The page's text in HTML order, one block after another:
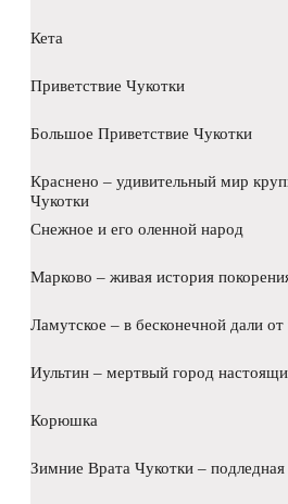
Кета
Приветствие Чукотки
Большое Приветствие Чукотки
Краснено – удивительный мир
Чукотки
Снежное и его оленной народ
Марково – живая история
Ламутское – в бесконечной дали от
Иультин – мертвый город
Корюшка
Зимние Врата Чукотки – подледная